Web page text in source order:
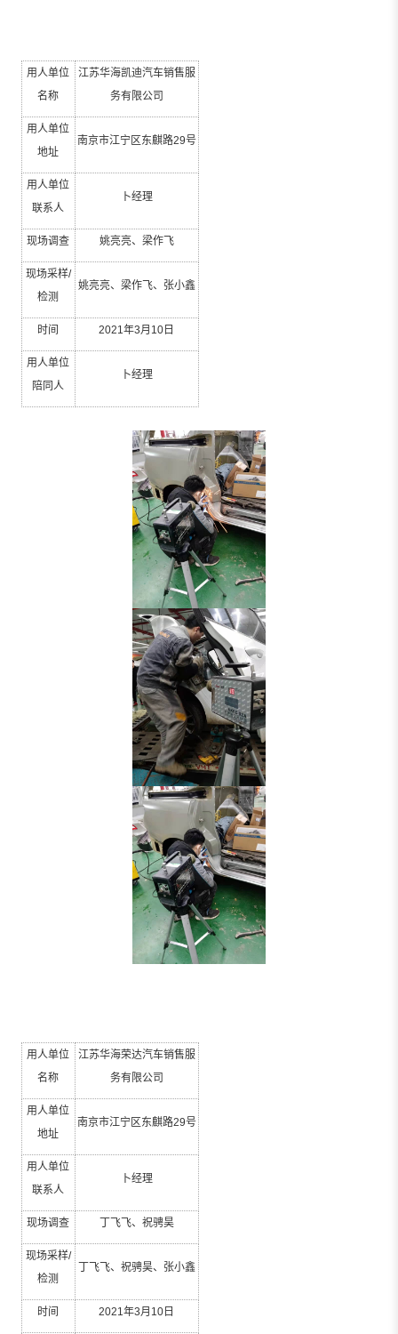
用人单位
名称
江苏华海凯迪汽车销售服
务有限公司
用人单位
地址
南京市江宁区东麒路29号
用人单位
联系人
卜经理
现场调查 姚亮亮、梁作飞
现场采样/
检测
姚亮亮、梁作飞、张小鑫
时间 2021年3月 10 日
用人单位
陪同人
卜经理
用人单位
名称
江苏华海荣达汽车销售服
务有限公司
用人单位
地址
南京市江宁区东麒路29号
用人单位
联系人
卜经理
现场调查 丁飞飞、祝骋昊
现场采样/
检测
丁飞飞、祝骋昊、张小鑫
时间 2021年3月 10 日